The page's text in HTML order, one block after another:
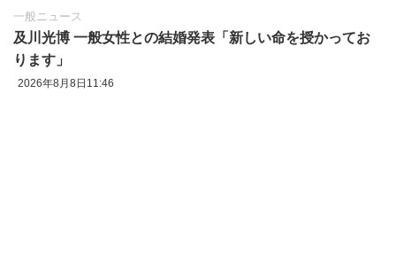
一般ニュース
及川光博 一般女性との結婚発表「新しい命を授かってお
ります」
2026年8月8日11:46